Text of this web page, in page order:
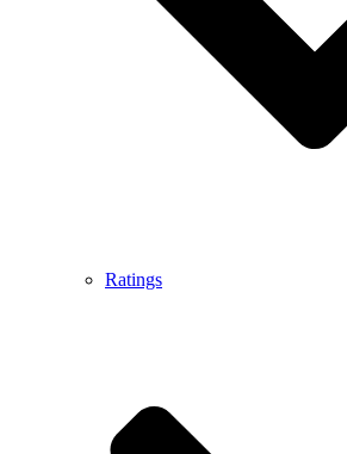
Ratings